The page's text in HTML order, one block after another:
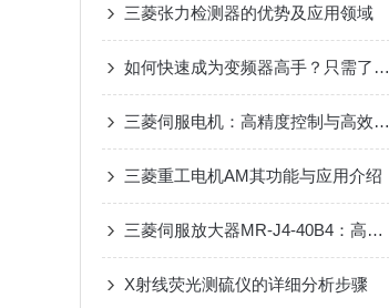
三菱张力检测器的优势及应用领域
如何快速成为变频器高手？只需了解这15个变频器问题
三菱伺服电机：高精度控制与高效能转换的工业驱动选择
三菱重工电机AM其功能与应用介绍
三菱伺服放大器MR-J4-40B4：高效驱动的可靠选择
X射线荧光测硫仪的详细分析步骤